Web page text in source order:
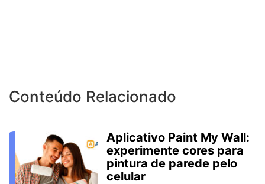
Conteúdo Relacionado
Aplicativo Paint My Wall:
experimente cores para
pintura de parede pelo
celular